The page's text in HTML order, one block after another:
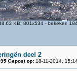
KB, 801x534 - bekeken
deel 2
Gepost op: 18-11-2014,